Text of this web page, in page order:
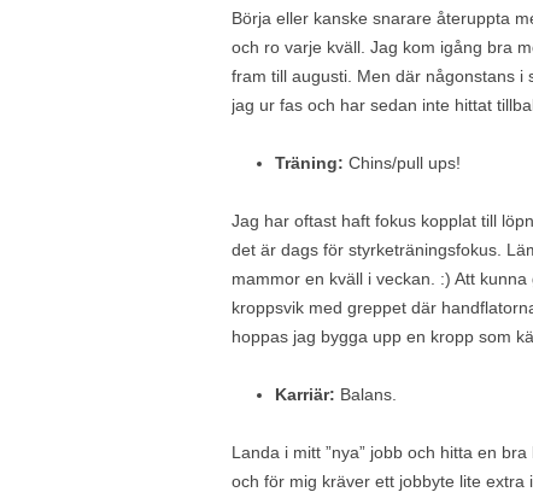
Börja eller kanske snarare återuppta
och ro varje kväll. Jag kom igång bra
fram till augusti. Men där någonstans i
jag ur fas och har sedan inte hittat
Träning: Chins/pull ups!
Jag har oftast haft fokus kopplat till
det är dags för styrketräningsfokus.
mammor en kväll i veckan. :) Att
kroppsvik med greppet där
hoppas jag bygga upp en kropp som
Karriär: Balans.
Landa i mitt ”nya” jobb och hitta en
och för mig kräver ett jobbyte lite